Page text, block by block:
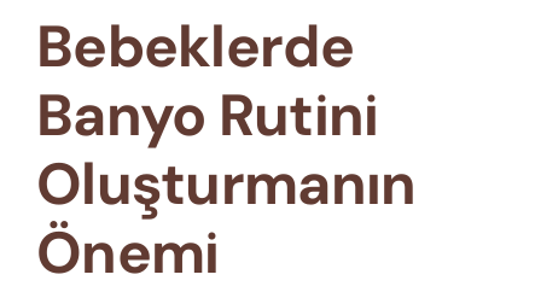
Bebeklerde
Banyo Rutini
Oluşturmanın
Önemi